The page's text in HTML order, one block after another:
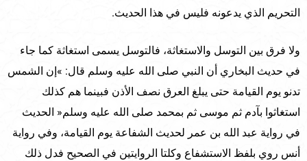
التحريم الذي يدعونه فليس في هذا الحديث.
ولا فرق بين التوسل والاستغاثة، فالتوسل يسمى استغاثة كما جاء
في حديث البخاري أن النبي صلى الله عليه وسلم قال: »إن الشمس
تدنو يوم القيامة حتى يبلغ العرق نصف الأذن فبينما هم كذلك
استغاثوا بآدم ثم موسى ثم بمحمد صلى الله عليه وسلم« الحديث
في رواية عبد الله بن عمر لحديث الشفاعة يوم القيامة، وفي رواية
أنس روي بلفظ الاستشفاع وكلتا الروايتين في الصحيح فدل ذلك